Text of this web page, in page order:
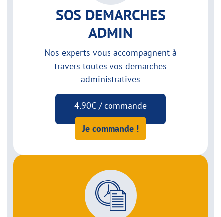
SOS DEMARCHES
ADMIN
Nos experts vous accompagnent à
travers toutes vos demarches
administratives
4,90€ / commande
Je commande !